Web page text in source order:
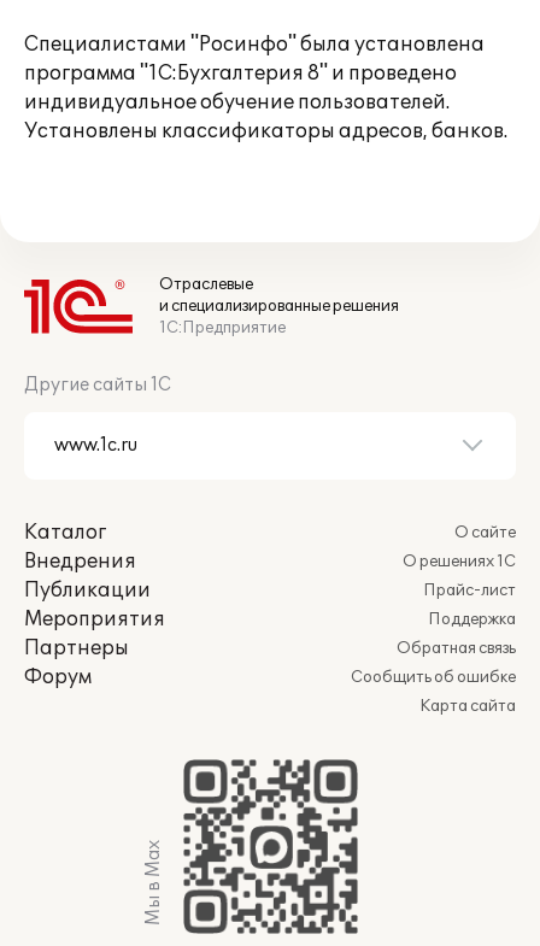
Специалистами "Росинфо" была установлена
программа "1С:Бухгалтерия 8" и проведено
индивидуальное обучение пользователей.
Установлены классификаторы адресов, банков.
Отраслевые
и специализированные решения
1С:Предприятие
Другие сайты 1С
Каталог
Внедрения
Публикации
Мероприятия
Партнеры
Форум
О сайте
О решениях 1С
Прайс-лист
Поддержка
Обратная связь
Сообщить об ошибке
Карта сайта
Мы в Max